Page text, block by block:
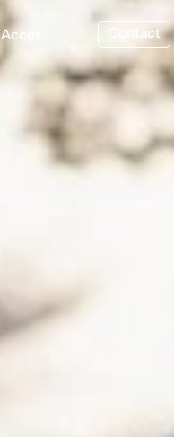
Accès Contact